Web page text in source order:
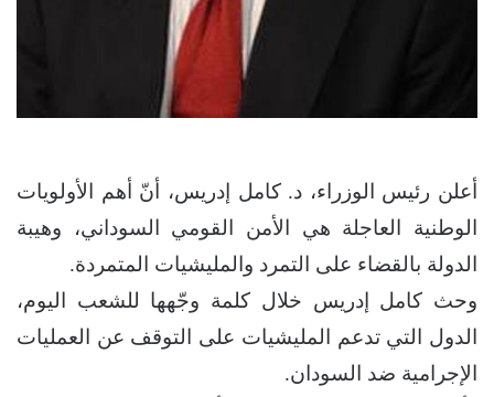
أعلن رئيس الوزراء، د. كامل إدريس، أنّ أهم الأولويات
الوطنية العاجلة هي الأمن القومي السوداني، وهيبة
الدولة بالقضاء على التمرد والمليشيات المتمردة.
وحث كامل إدريس خلال كلمة وجّهها للشعب اليوم،
الدول التي تدعم المليشيات على التوقف عن العمليات
الإجرامية ضد السودان.